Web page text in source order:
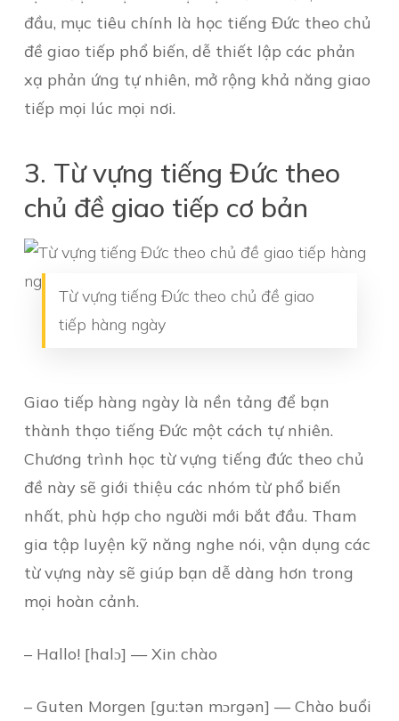
đầu, mục tiêu chính là học tiếng Đức theo chủ
đề giao tiếp phổ biến, dễ thiết lập các phản
xạ phản ứng tự nhiên, mở rộng khả năng giao
tiếp mọi lúc mọi nơi.
3. Từ vựng tiếng Đức theo
chủ đề giao tiếp cơ bản
Từ vựng tiếng Đức theo chủ đề giao
tiếp hàng ngày
Giao tiếp hàng ngày là nền tảng để bạn
thành thạo tiếng Đức một cách tự nhiên.
Chương trình học từ vựng tiếng đức theo chủ
đề này sẽ giới thiệu các nhóm từ phổ biến
nhất, phù hợp cho người mới bắt đầu. Tham
gia tập luyện kỹ năng nghe nói, vận dụng các
từ vựng này sẽ giúp bạn dễ dàng hơn trong
mọi hoàn cảnh.
– Hallo! [halɔ] — Xin chào
– Guten Morgen [gu:tən mɔrgən] — Chào buổi